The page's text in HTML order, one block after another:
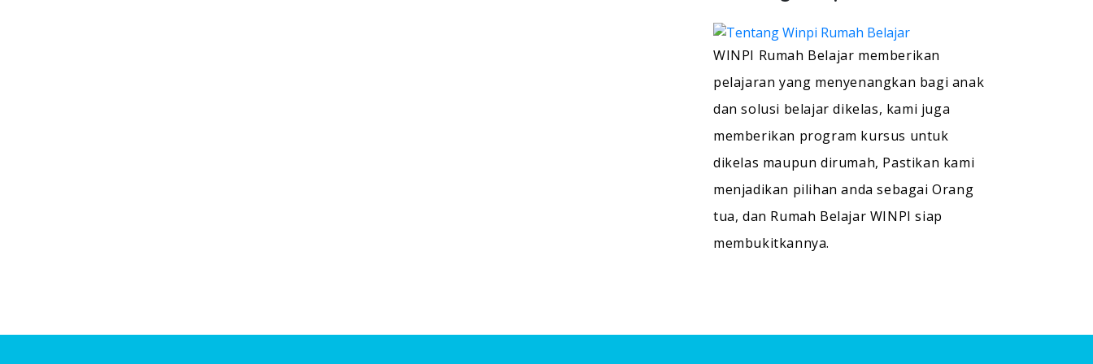
WINPI Rumah Belajar memberikan
pelajaran yang menyenangkan bagi anak
dan solusi belajar dikelas, kami juga
memberikan program kursus untuk
dikelas maupun dirumah, Pastikan kami
menjadikan pilihan anda sebagai Orang
tua, dan Rumah Belajar WINPI siap
membukitkannya.